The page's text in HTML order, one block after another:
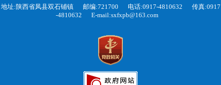
地址:陕西省凤县双石铺镇
邮编:721700 电话:0917-4810632
传真:0917
-4810632
E-mail:sxfxpb@163.com